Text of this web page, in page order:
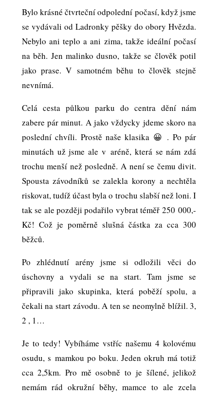
Bylo krásné čtvrteční odpolední počasí, když jsme
se vydávali od Ladronky pěšky do obory Hvězda.
Nebylo ani teplo a ani zima, takže ideální počasí
na běh. Jen malinko dusno, takže se člověk potil
jako prase. V samotném běhu to člověk stejně
nevnímá.
Celá cesta půlkou parku do centra dění nám
zabere pár minut. A jako vždycky jdeme skoro na
poslední chvíli. Prostě naše klasika 😀 . Po pár
minutách už jsme ale v aréně, která se nám zdá
trochu menší než posledně. A není se čemu divit.
Spousta závodníků se zalekla korony a nechtěla
riskovat, tudíž účast byla o trochu slabší než loni. I
tak se ale později podařilo vybrat téměř 250 000,-
Kč! Což je poměrně slušná částka za cca 300
běžců.
Po zhlédnutí arény jsme si odložili věci do
úschovny a vydali se na start. Tam jsme se
připravili jako skupinka, která poběží spolu, a
čekali na start závodu. A ten se neomylně blížil. 3,
2 , 1…
Je to tedy! Vybíháme vstříc našemu 4 kolovému
osudu, s mamkou po boku. Jeden okruh má totiž
cca 2,5km. Pro mě osobně to je šílené, jelikož
nemám rád okružní běhy, mamce to ale zcela